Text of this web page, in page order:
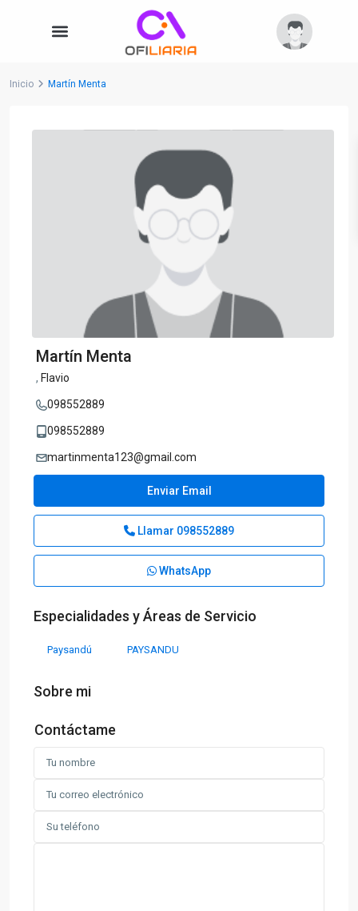
Inicio Martín Menta
Martín Menta
, Flavio
098552889
098552889
martinmenta123@gmail.com
Enviar Email
Llamar 098552889
WhatsApp
Especialidades y Áreas de Servicio
Paysandú PAYSANDU
Sobre mi
Contáctame